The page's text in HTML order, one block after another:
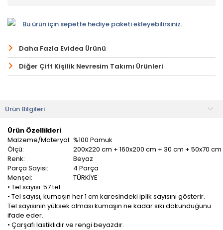
Bu ürün için sepette hediye paketi ekleyebilirsiniz.
Daha Fazla Evidea Ürünü
Diğer Çift Kişilik Nevresim Takımı Ürünleri
Ürün Bilgileri
Ürün Özellikleri
Malzeme/Materyal: %100 Pamuk
Ölçü:
200x220 cm + 160x200 cm + 30 cm + 50x70 cm
Renk:
Beyaz
Parça Sayısı:
4 Parça
Menşei:
TÜRKİYE
• Tel sayısı: 57 tel
• Tel sayısı, kumaşın her 1 cm karesindeki iplik sayısını gösterir.
Tel sayısının yüksek olması kumaşın ne kadar sıkı dokunduğunu
ifade eder.
• Çarşafı lastiklidir ve rengi beyazdır.